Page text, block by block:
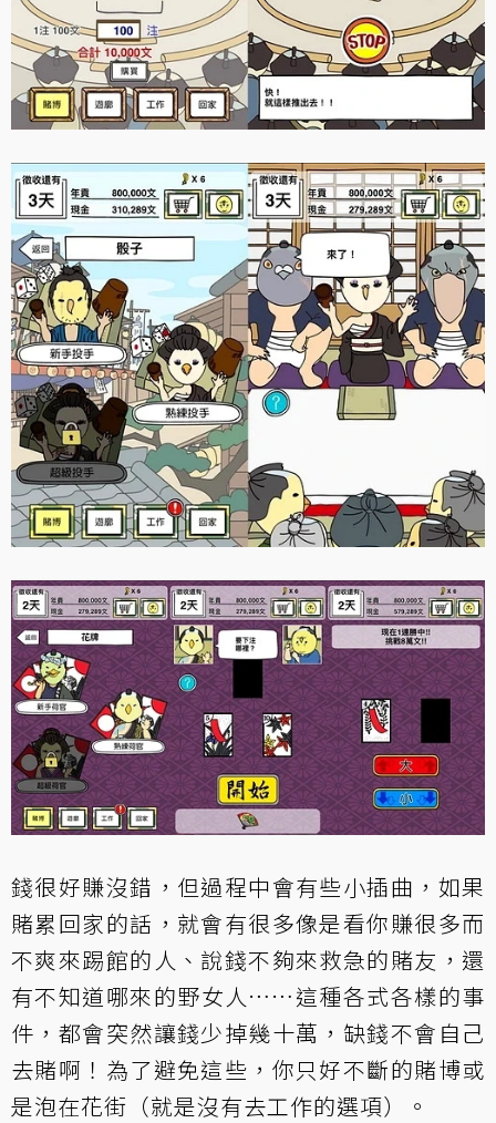
錢很好賺沒錯，但過程中會有些小插曲，如果
賭累回家的話，就會有很多像是看你賺很多而
不爽來踢館的人、說錢不夠來救急的賭友，還
有不知道哪來的野女人……這種各式各樣的事
件，都會突然讓錢少掉幾十萬，缺錢不會自己
去賭啊！為了避免這些，你只好不斷的賭博或
是泡在花街（就是沒有去工作的選項）。